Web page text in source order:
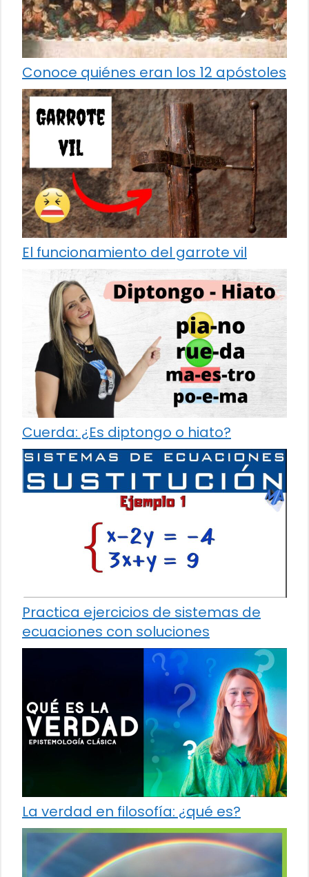
Conoce quiénes eran los 12 apóstoles
El funcionamiento del garrote vil
Cuerda: ¿Es diptongo o hiato?
Practica ejercicios de sistemas de
ecuaciones con soluciones
La verdad en filosofía: ¿qué es?